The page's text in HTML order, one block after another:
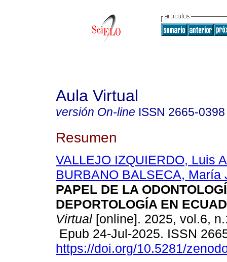
Aula Virtual
versión On-line ISSN 2665-0398
Resumen
VALLEJO IZQUIERDO, Luis
BURBANO BALSECA, María
PAPEL DE LA
DEPORTOLOGÍA EN
Virtual [online]. 2025, vol.6,
Epub 24-Jul-2025. ISSN
https://doi.org/10.5281/